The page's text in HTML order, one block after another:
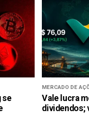
se
MERCADO DE
Vale lucra
dividendos;